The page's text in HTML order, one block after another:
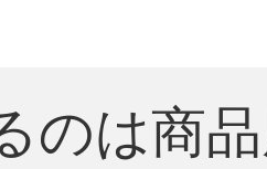
のは商